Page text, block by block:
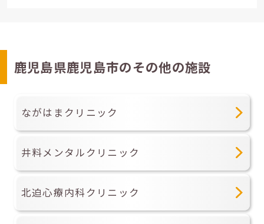
鹿児島県鹿児島市のその他の施設
ながはまクリニック
井料メンタルクリニック
北迫心療内科クリニック